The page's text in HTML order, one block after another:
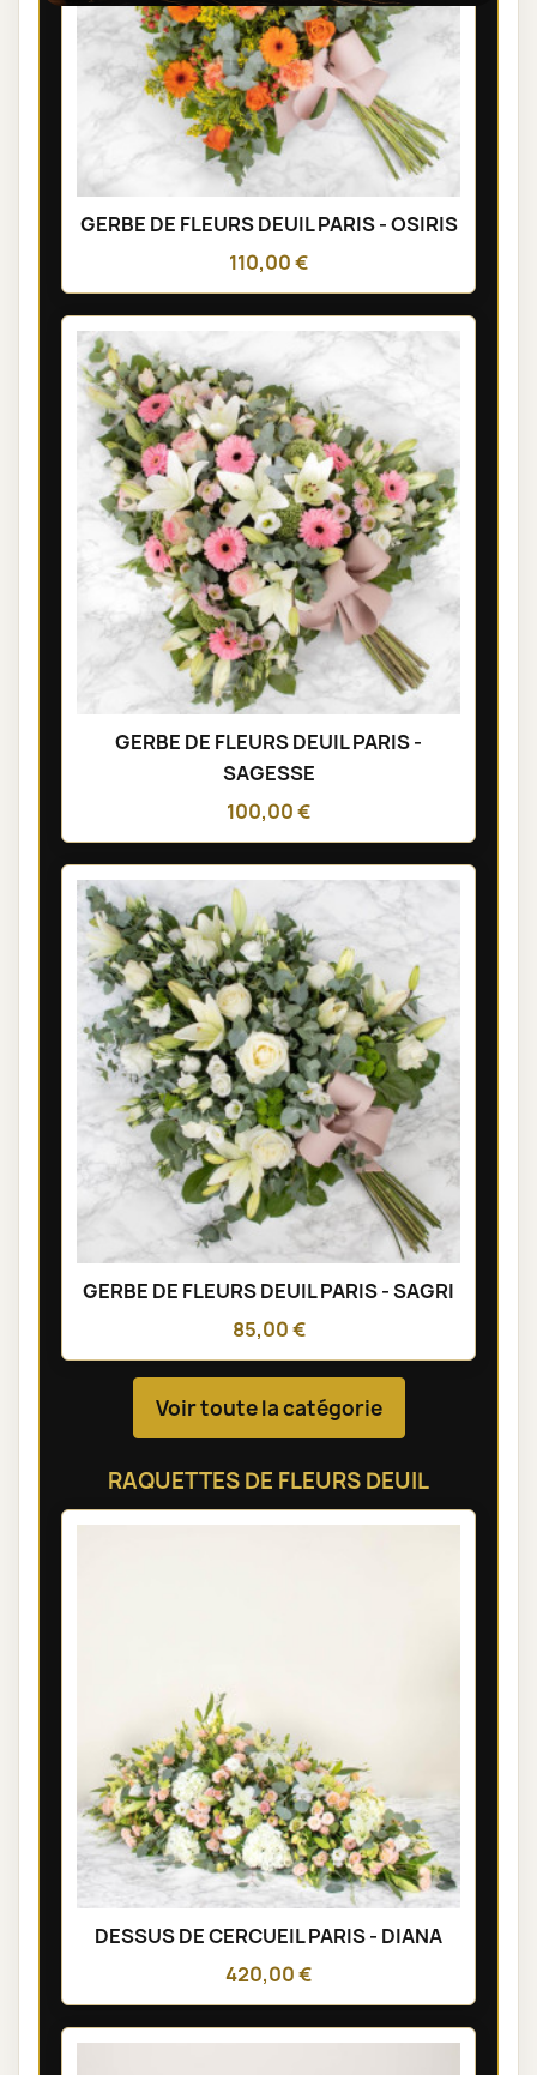
GERBE DE FLEURS DEUIL PARIS - OSIRIS
110,00 €
GERBE DE FLEURS DEUIL PARIS -
SAGESSE
100,00 €
GERBE DE FLEURS DEUIL PARIS - SAGRI
85,00 €
Voir toute la catégorie
RAQUETTES DE FLEURS DEUIL
DESSUS DE CERCUEIL PARIS - DIANA
420,00 €